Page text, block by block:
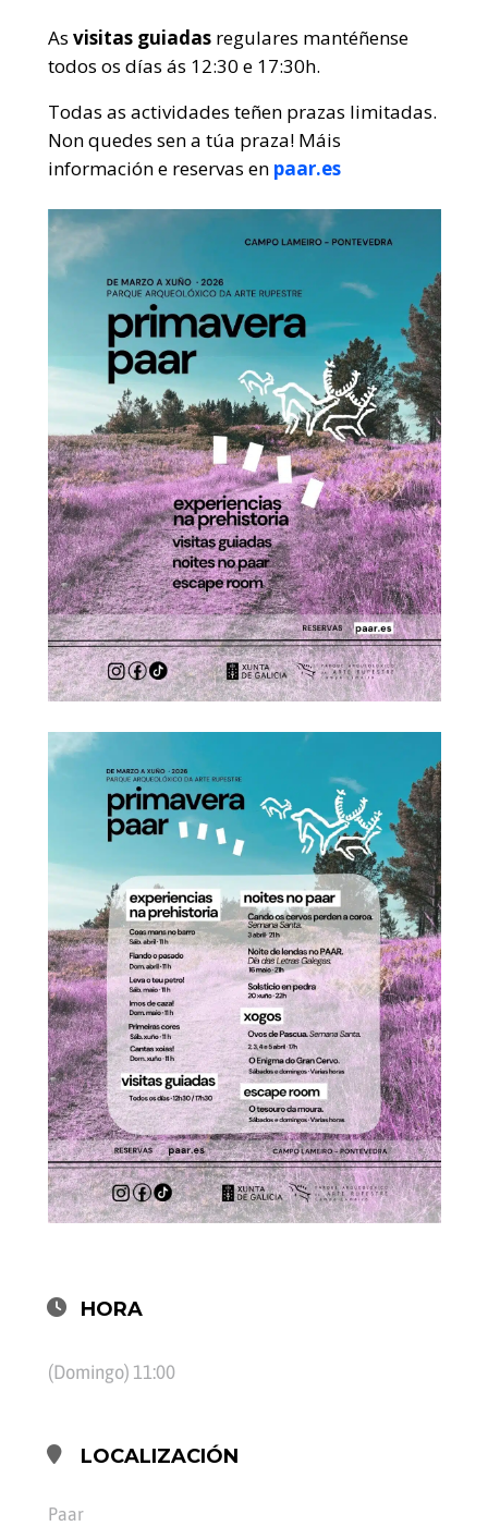
As visitas guiadas regulares mantéñense
todos os días ás 12:30 e 17:30h.
Todas as actividades teñen prazas limitadas.
Non quedes sen a túa praza! Máis
información e reservas en paar.es
HORA
(Domingo) 11:00
LOCALIZACIÓN
Paar